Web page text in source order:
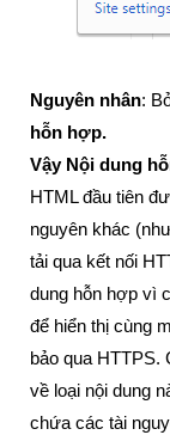
Nguyên nhân:
hỗn hợp.
Vậy Nội dung
HTML đầu tiên
nguyên khác
tải qua kết nối
dung hỗn hợp vì
để hiển thị cùng
bảo qua HTTPS.
về loại nội dung
chứa các tài